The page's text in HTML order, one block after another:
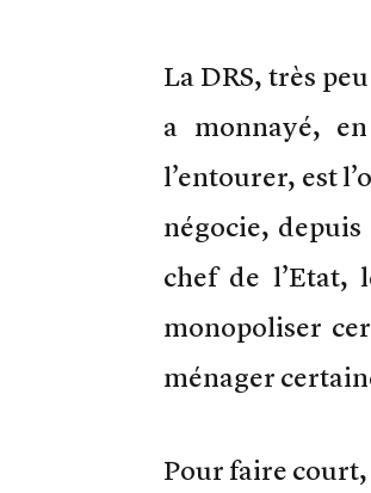
La DRS, très
a monnayé,
l’entourer, est
négocie, depuis
chef de l’Etat,
monopoliser
ménager
Pour faire court,